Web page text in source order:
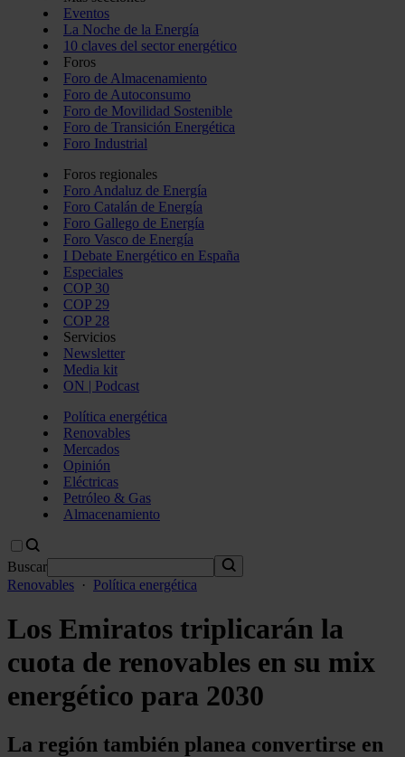
Eventos
La Noche de la Energía
10 claves del sector energético
Foros
Foro de Almacenamiento
Foro de Autoconsumo
Foro de Movilidad Sostenible
Foro de Transición Energética
Foro Industrial
Foros regionales
Foro Andaluz de Energía
Foro Catalán de Energía
Foro Gallego de Energía
Foro Vasco de Energía
I Debate Energético en España
Especiales
COP 30
COP 29
COP 28
Servicios
Newsletter
Media kit
ON | Podcast
Política energética
Renovables
Mercados
Opinión
Eléctricas
Petróleo & Gas
Almacenamiento
Buscar
Renovables · Política energética
Los Emiratos triplicarán la
cuota de renovables en su mix
energético para 2030
La región también planea convertirse en